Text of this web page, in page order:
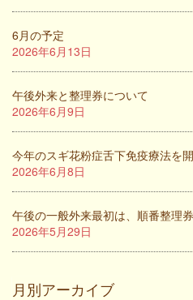
6月の予定
2026年6月13日
午後外来と整理券について
2026年6月9日
今年のスギ花粉症舌下免疫療法を
2026年6月8日
午後の一般外来最初は、順番整理
2026年5月29日
月別アーカイブ